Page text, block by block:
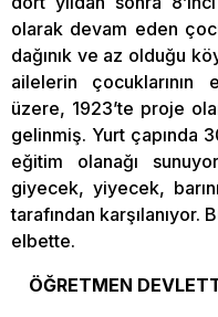
olarak devam eden
dağınık ve az olduğu
ailelerin çocuklarının
üzere, 1923’te proje
gelinmiş. Yurt çapında
eğitim olanağı
giyecek, yiyecek,
tarafından karşılanıyor.
elbette.
ÖĞRETMEN